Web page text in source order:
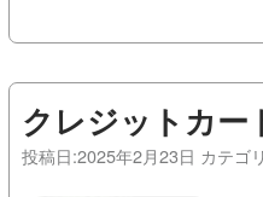
クレジットカー
投稿日:2025年2月23日 カテゴ